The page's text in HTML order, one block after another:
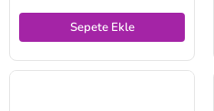
Sepete Ekle